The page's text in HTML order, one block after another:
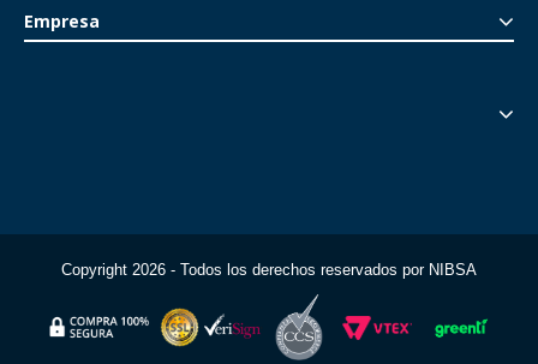
Empresa
Copyright 2026 - Todos los derechos reservados por NIBSA